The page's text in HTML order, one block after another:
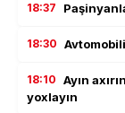
18:37
18:30
18:10 Ayın
yoxlayın